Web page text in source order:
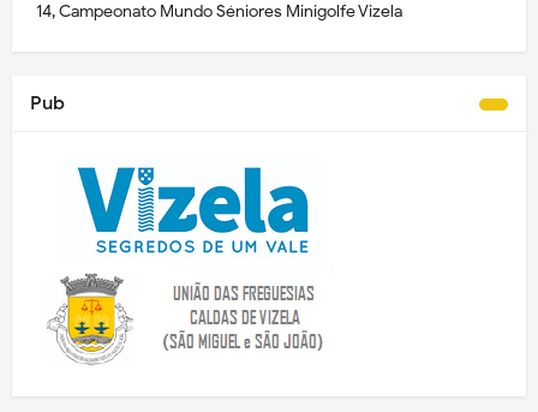
14, Campeonato Mundo Séniores Minigolfe Vizela
Pub